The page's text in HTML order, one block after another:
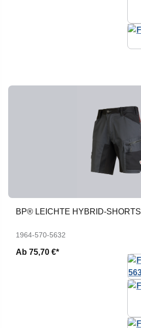
BP® LEICHTE HYBRID-SHORTS
1964-570-5632
Ab 75,70 €*